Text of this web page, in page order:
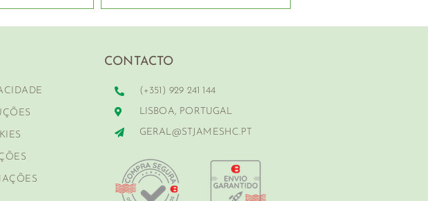
CONTACTO
(+351) 929 241 144
LISBOA, PORTUGAL
GERAL@STJAMESHC.PT